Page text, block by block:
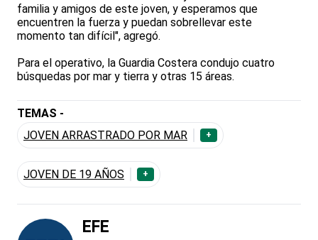
familia y amigos de este joven, y esperamos que
encuentren la fuerza y puedan sobrellevar este
momento tan difícil", agregó.
Para el operativo, la Guardia Costera condujo cuatro
búsquedas por mar y tierra y otras 15 áreas.
TEMAS -
JOVEN ARRASTRADO POR MAR
+
JOVEN DE 19 AÑOS +
EFE